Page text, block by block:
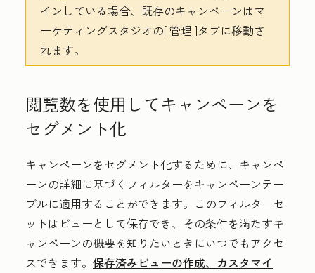
インしている場合、既存のキャンペーンはマ
ーケティングスタジオの[管理 ]タブに移動さ
れます。
閲覧数を使用してキャンペーンを
セグメント化
キャンペーンをセグメント化するために、キャンペ
ーンの詳細に基づくフィルターをキャンペーンテー
ブルに適用することができます。このフィルターセ
ットはビューとして保存でき、その条件を満たすキ
ャンペーンの概要を知りたいときにいつでもアクセ
スできます。 保存済みビューの作成、カスタマイ